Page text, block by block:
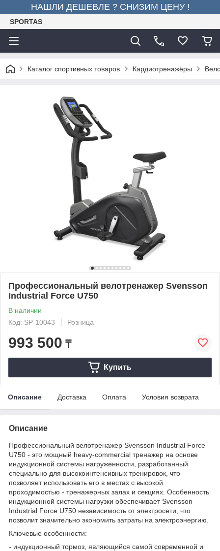
НАШЛИ ДЕШЕВЛЕ ? СНИЗИМ ЦЕНУ !
SPORTAS
Каталог спортивных товаров Кардиотренажёры
Профессиональный велотренажер Svensson
Industrial Force U750
В наличии
Код: SP-10043
Розница
993 500 ₸
Купить
Описание Доставка Оплата Условия возврата
Описание
Профессиональный велотренажер Svensson Industrial Force
U750 - это мощный heavy-commercial тренажер на основе
индукционной системы нагруженности, разработанный
специально для высокоинтенсивных тренировок, что
позволяет использовать его в местах с высокой
проходимостью - тренажерных залах и секциях. Особенность
индукционной системы нагрузки обеспечивает Svensson
Industrial Force U750 независимость от электросети, что
позволит значительно экономить затраты на электроэнергию.
Ключевые особенности:
- индукционный тормоз, являющийся самой современной и